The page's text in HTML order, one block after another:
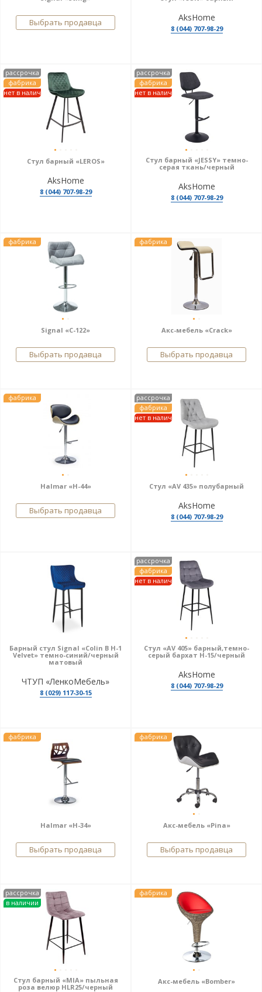
Выбрать продавца AksHome
8 (044) 707-98-29
рассрочка
фабрика
нет в налич
Стул барный «LEROS»
AksHome
8 (044) 707-98-29
рассрочка
фабрика
нет в налич
Стул барный «JESSY» темно-
серая ткань/черный
AksHome
8 (044) 707-98-29
фабрика
Signal «C-122»
Выбрать продавца
фабрика
Акс-мебель «Crack»
Выбрать продавца
фабрика
Halmar «H-44»
Выбрать продавца
рассрочка
фабрика
нет в налич
Стул «AV 435» полубарный
AksHome
8 (044) 707-98-29
Барный стул Signal «Colin B H-1
Velvet» темно-синий/черный
матовый
ЧТУП «ЛенкоМебель»
8 (029) 117-30-15
рассрочка
фабрика
нет в налич
Стул «AV 405» барный,темно-
серый бархат Н-15/черный
AksHome
8 (044) 707-98-29
фабрика
Halmar «H-34»
Выбрать продавца
фабрика
Акс-мебель «Pina»
Выбрать продавца
рассрочка
в наличии
Стул барный «MIA» пыльная
роза велюр HLR25/черный
фабрика
Акс-мебель «Bomber»